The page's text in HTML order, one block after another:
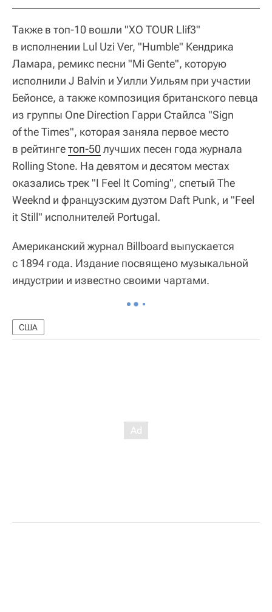
Также в топ-10 вошли "XO TOUR Llif3"
в исполнении Lul Uzi Ver, "Humble" Кендрика
Ламара, ремикс песни "Mi Gente", которую
исполнили J Balvin и Уилли Уильям при участии
Бейонсе, а также композиция британского певца
из группы One Direction Гарри Стайлcа "Sign
of the Times", которая заняла первое место
в рейтингетоп-50 лучших песен года журнала
Rolling Stone. На девятом и десятом местах
оказались трек "I Feel It Coming", спетый The
Weeknd и французским дуэтом Daft Punk, и "Feel
it Still" исполнителей Portugal.
Американский журнал Billboard выпускается
с 1894 года. Издание посвящено музыкальной
индустрии и известно своими чартами.
США